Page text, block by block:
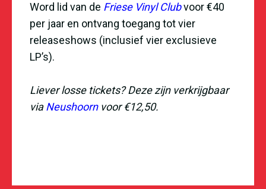
Word lid van de Friese Vinyl Clubvoor €40
per jaar en ontvang toegang tot vier
releaseshows (inclusief vier exclusieve
LP’s).
Liever losse tickets? Deze zijn verkrijgbaar
viaNeushoorn voor €12,50.